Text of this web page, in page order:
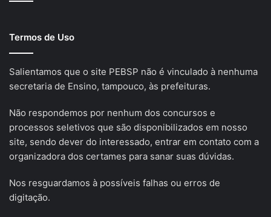
Termos de Uso
Salientamos que o site PEBSP não é vinculado à nenhuma
secretaria de Ensino, tampouco, às prefeituras.
Não respondemos por nenhum dos concursos e
processos seletivos que são disponibilizados em nosso
site, sendo dever do interessado, entrar em contato com a
organizadora dos certames para sanar suas dúvidas.
Nos resguardamos à possíveis falhas ou erros de
digitação.